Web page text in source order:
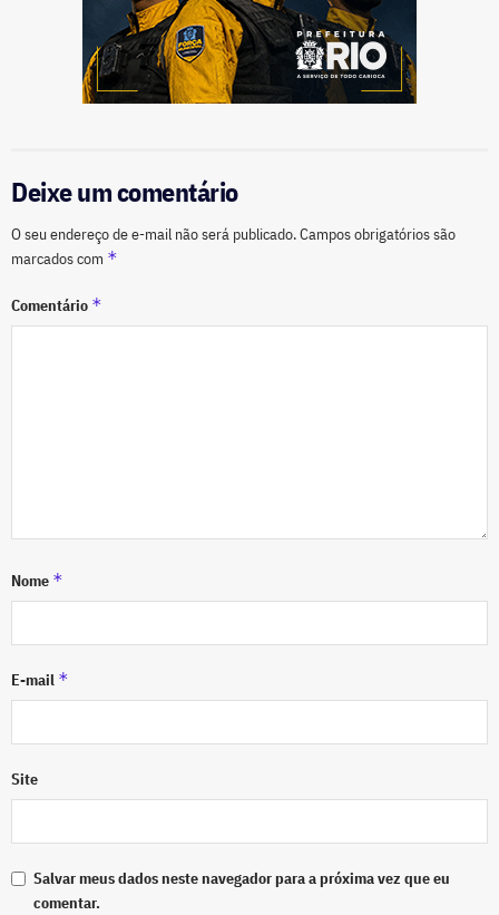
Deixe um comentário
O seu endereço de e-mail não será publicado.Campos obrigatórios são
marcados com *
Comentário *
Nome *
E-mail *
Site
Salvar meus dados neste navegador para a próxima vez que eu
comentar.